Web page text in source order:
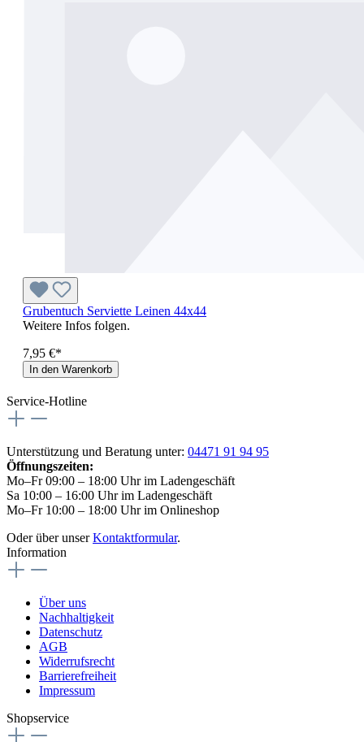
Grubentuch Serviette Leinen 44x44
Weitere Infos folgen.
7,95 €*
In den Warenkorb
Service-Hotline
Unterstützung und Beratung unter: 04471 91 94 95
Öffnungszeiten:
Mo–Fr 09:00 – 18:00 Uhr im Ladengeschäft
Sa 10:00 – 16:00 Uhr im Ladengeschäft
Mo–Fr 10:00 – 18:00 Uhr im Onlineshop
Oder über unserKontaktformular.
Information
Über uns
Nachhaltigkeit
Datenschutz
AGB
Widerrufsrecht
Barrierefreiheit
Impressum
Shopservice